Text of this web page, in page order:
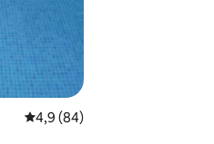
Évaluation moyenne sur la
4,9 (84)